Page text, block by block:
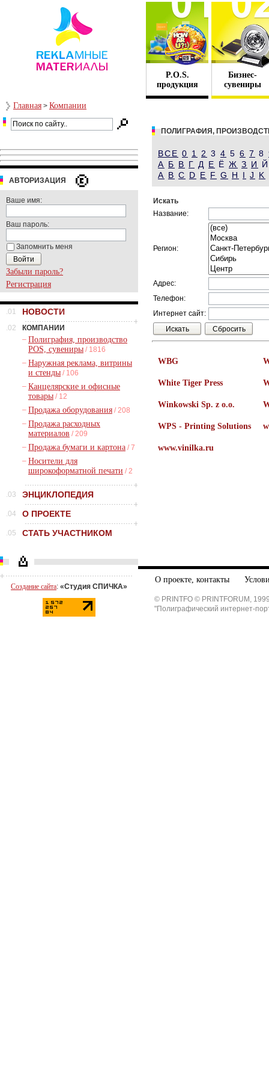
P.O.S.
продукция
Бизнес-
сувениры
Главная > Компании
АВТОРИЗАЦИЯ
Ваше имя:
Ваш пароль:
Запомнить меня
Забыли пароль?
Регистрация
.01 НОВОСТИ
.02
КОМПАНИИ
– Полиграфия, производство
POS, сувениры / 1816
– Наружная реклама, витрины
и стенды / 106
– Канцелярские и офисные
товары / 12
– Продажа оборудования / 208
– Продажа расходных
материалов / 209
– Продажа бумаги и картона / 7
– Носители для
широкоформатной печати / 2
.03 ЭНЦИКЛОПЕДИЯ
.04 О ПРОЕКТЕ
.05 СТАТЬ УЧАСТНИКОМ
Создание сайта: «Студия СПИЧКА»
ПОЛИГРАФИЯ,
ВСЕ 0 1 2 3 4 5 6 7 8
А Б В Г Д Е Ё Ж З И
A B C D E F G H I J K
Искать
Название:
Регион:
Адрес:
Телефон:
Интернет сайт:
WBG
White Tiger Press
Winkowski Sp. z o.o.
WPS - Printing Solutions
www.vinilka.ru
О проекте, контакты
© PRINTFO © PRINTFORUM,
"Полиграфический интернет-